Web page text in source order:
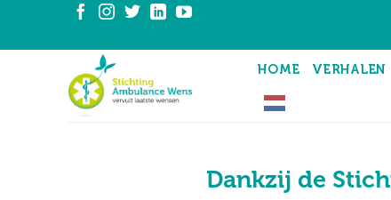
inhoud
HOME VERHALEN
Dankzij de